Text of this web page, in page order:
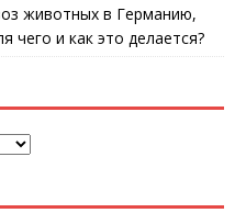
животных в Германию,
чего и как это делается?